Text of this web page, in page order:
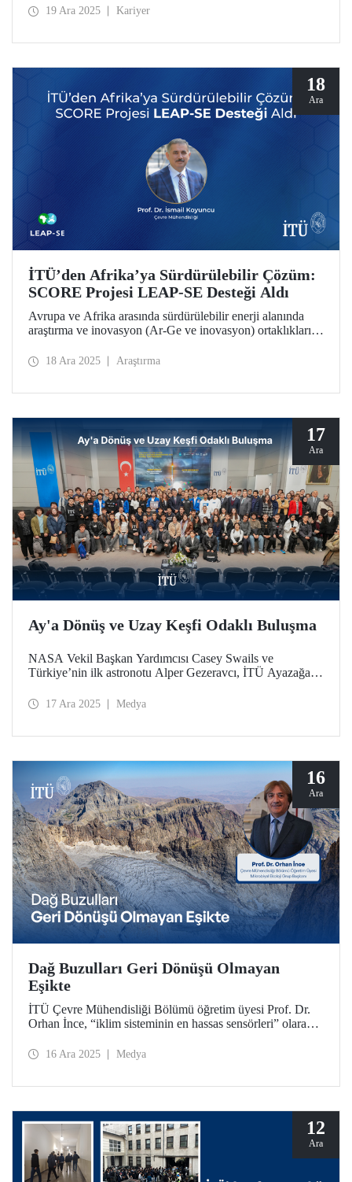
5- 7 Şubat 2026 tarihleri arasında etkinliğin devamı
19 Ara 2025 Kariyer
18
Ara
İTÜ’den Afrika’ya Sürdürülebilir Çözüm:
SCORE Projesi LEAP-SE Desteği Aldı
Avrupa ve Afrika arasında sürdürülebilir enerji alanında
araştırma ve inovasyon (Ar-Ge ve inovasyon) ortaklıklarını
Africa Partnership on Sustainable Energy) çağrısı
hak kazandı.
18 Ara 2025 Araştırma
17
Ara
Ay'a Dönüş ve Uzay Keşfi Odaklı Buluşma
NASA Vekil Başkan Yardımcısı Casey Swails ve
Türkiye’nin ilk astronotu Alper Gezeravcı, İTÜ Ayazağa
gelerek uzay çalışmalarının geleceği, Artemis Programı ve
17 Ara 2025 Medya
16
Ara
Dağ Buzulları Geri Dönüşü Olmayan
Eşikte
İTÜ Çevre Mühendisliği Bölümü öğretim üyesi Prof. Dr.
Orhan İnce, “iklim sisteminin en hassas sensörleri” olarak
geleceği hakkında kapsamlı değerlendirmelerde bulundu.
16 Ara 2025 Medya
12
Ara